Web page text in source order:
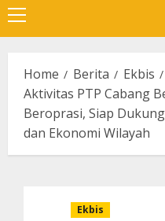
Primary
Menu
Home Berita
Ekbis
Aktivitas PTP Cabang
Beroprasi, Siap
dan Ekonomi Wilayah
Ekbis